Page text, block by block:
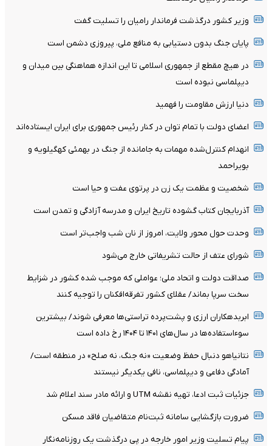
وزیر کشور درگذشت فرماندار رامیان را تسلیت گفت
پایان جنگ بدون دستیابی به منافع ملی، پیروزی دشمن است
در هیچ مقطع از جمهوری اسلامی تا این اندازه هماهنگی بین میدان و
دیپلماسی نبوده است
دنیا ارزش مقاومت را فهمید
اعضای دولت با تمام توان در کنار رئیس جمهوری برای ایران ایستاده‌اند
انهدام کنترل‌شده مهمات به‌ جامانده از جنگ در بهمئی کهگیلویه و
بویراحمد
شخصیت و عظمت یک زن در پرتوی عفت و حیا است
آذربایجان کتاب گشوده تاریخ ایران و مدرسه آزادگی و تمدن است
وحدت حول محور ولایت، امروز از نان شب واجب‌تر است
شورای عتف از حالت تشریفاتی خارج می‌شود
صداقت دولت و اتحاد ملی؛ عواملی که موجب شده کشور در شزایط
سخت سرپا بماند/ عقلای کشور تفرقه‌افکنان را توجیه کنند
ابربدهکاران ارزی و پشت‌پرده تراستی‌ها معرفی شوند/ بیشترین
سوءاستفاده‌ها در سال‌های ۱۴۰۱ تا ۱۴۰۴ رخ داده است
نتانیاهو دنبال حفظ وضعیت «نه جنگ، نه صلح» در منطقه است/
آمادگی دفاعی و دیپلماسی، نافی یکدیگر نیستند
جزئیات ثبت ادعا، تهیه نقشه UTM و ارائه مادر سند اعلام شد
ضرورت بازگشایی سامانه ثبت‌نام متقاضیان فاقد مسکن
پیام تسلیت وزیر امور خارجه در پی درگذشت یک روزنامه‌نگار